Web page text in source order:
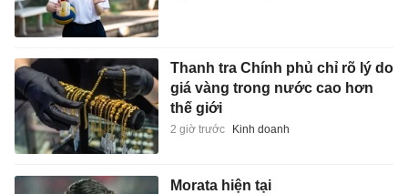
Thanh tra Chính phủ chỉ rõ lý do
giá vàng trong nước cao hơn
thế giới
2 giờ trước Kinh doanh
Morata hiện tại